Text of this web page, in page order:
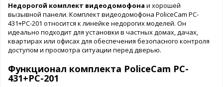
Недорогой комплект видеодомофона и хорошей
вызывной панели. Комплект видеодомофона PoliceCam PC-
431+PC-201 относится к линейке недорогих моделей. Он
идеально подходит для установки в частных домах, дачах,
квартирах или офисах для обеспечения безопасного контроля
доступом и просмотра ситуации перед дверью.
Функционал комплекта PoliceCam PC-
431+PC-201